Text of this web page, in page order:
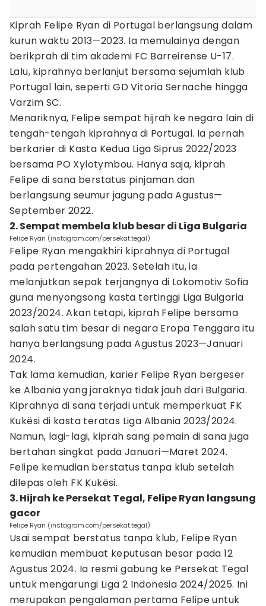
Kiprah Felipe Ryan di Portugal berlangsung dalam
kurun waktu 2013—2023. Ia memulainya dengan
berikprah di tim akademi FC Barreirense U-17.
Lalu, kiprahnya berlanjut bersama sejumlah klub
Portugal lain, seperti GD Vitoria Sernache hingga
Varzim SC.
Menariknya, Felipe sempat hijrah ke negara lain di
tengah-tengah kiprahnya di Portugal. Ia pernah
berkarier di Kasta Kedua Liga Siprus 2022/2023
bersama PO Xylotymbou. Hanya saja, kiprah
Felipe di sana berstatus pinjaman dan
berlangsung seumur jagung pada Agustus—
September 2022.
2. Sempat membela klub besar di Liga Bulgaria
Felipe Ryan (instagram.com/persekat.tegal)
Felipe Ryan mengakhiri kiprahnya di Portugal
pada pertengahan 2023. Setelah itu, ia
melanjutkan sepak terjangnya di Lokomotiv Sofia
guna menyongsong kasta tertinggi Liga Bulgaria
2023/2024. Akan tetapi, kiprah Felipe bersama
salah satu tim besar di negara Eropa Tenggara itu
hanya berlangsung pada Agustus 2023—Januari
2024.
Tak lama kemudian, karier Felipe Ryan bergeser
ke Albania yang jaraknya tidak jauh dari Bulgaria.
Kiprahnya di sana terjadi untuk memperkuat FK
Kukësi di kasta teratas Liga Albania 2023/2024.
Namun, lagi-lagi, kiprah sang pemain di sana juga
bertahan singkat pada Januari—Maret 2024.
Felipe kemudian berstatus tanpa klub setelah
dilepas oleh FK Kukësi.
3. Hijrah ke Persekat Tegal, Felipe Ryan langsung
gacor
Felipe Ryan (instagram.com/persekat.tegal)
Usai sempat berstatus tanpa klub, Felipe Ryan
kemudian membuat keputusan besar pada 12
Agustus 2024. Ia resmi gabung ke Persekat Tegal
untuk mengarungi Liga 2 Indonesia 2024/2025. Ini
merupakan pengalaman pertama Felipe untuk